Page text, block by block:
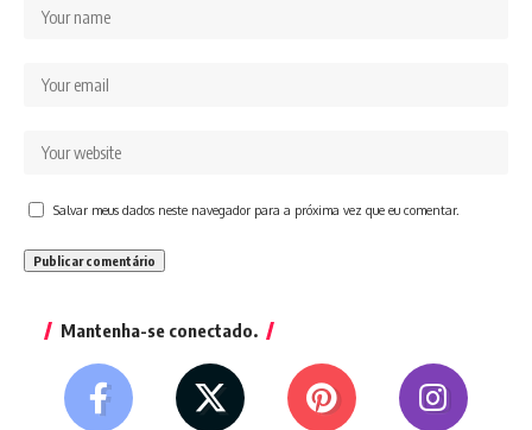
Salvar meus dados neste navegador para a próxima vez que eu comentar.
Mantenha-se conectado.